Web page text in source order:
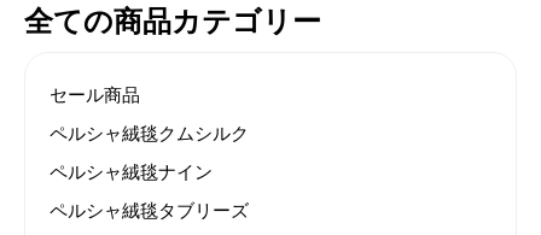
全ての商品カテゴリー
セール商品
ペルシャ絨毯クムシルク
ペルシャ絨毯ナイン
ペルシャ絨毯タブリーズ